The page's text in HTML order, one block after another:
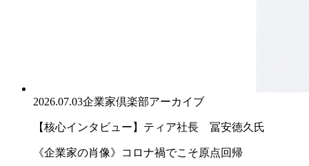
2026.07.03企業家倶楽部アーカイブ
【核心インタビュー】ティア社長 冨安徳久氏
《企業家の肖像》コロナ禍でこそ原点回帰